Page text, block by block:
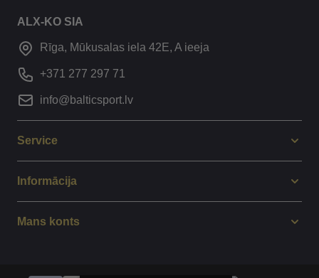
ALX-KO SIA
Rīga, Mūkusalas iela 42E, A ieeja
+371 277 297 71
info@balticsport.lv
Service
Informācija
Mans konts